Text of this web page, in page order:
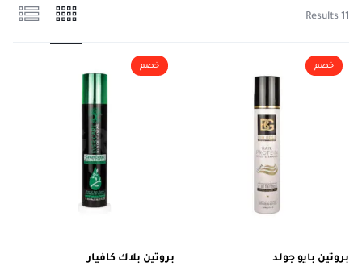
11 Results
خصم
بروتين بايو جولد
خصم
بروتين بلاك كافيار